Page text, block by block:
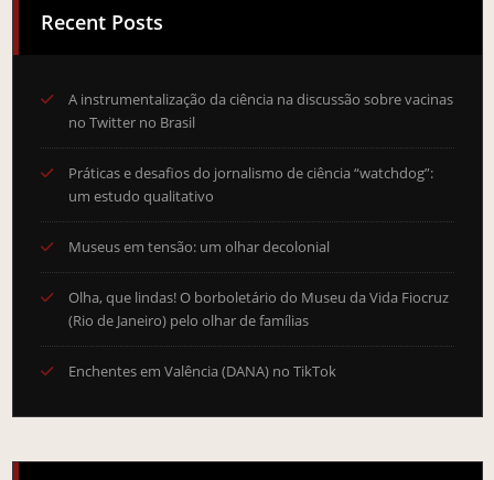
Recent Posts
A instrumentalização da ciência na discussão sobre vacinas
no Twitter no Brasil
Práticas e desafios do jornalismo de ciência “watchdog”:
um estudo qualitativo
Museus em tensão: um olhar decolonial
Olha, que lindas! O borboletário do Museu da Vida Fiocruz
(Rio de Janeiro) pelo olhar de famílias
Enchentes em Valência (DANA) no TikTok